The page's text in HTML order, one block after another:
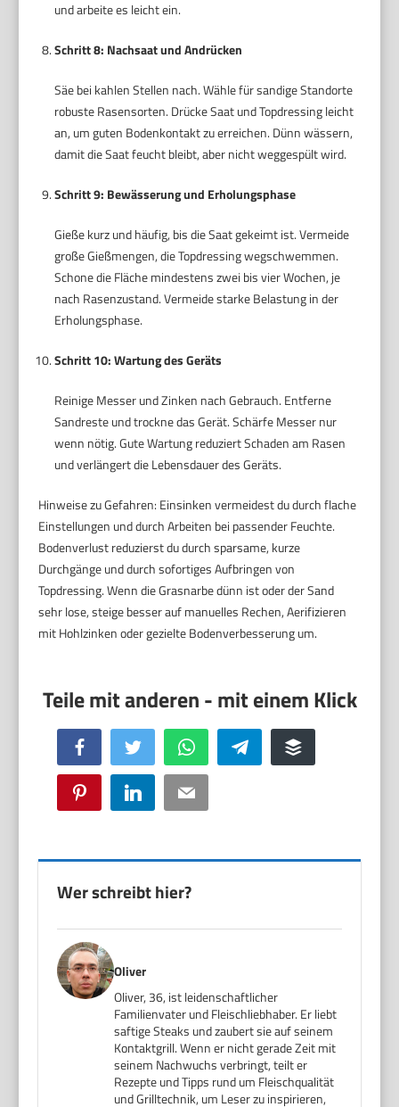
und arbeite es leicht ein.
Schritt 8: Nachsaat und Andrücken
Säe bei kahlen Stellen nach. Wähle für sandige Standorte
robuste Rasensorten. Drücke Saat und Topdressing leicht
an, um guten Bodenkontakt zu erreichen. Dünn wässern,
damit die Saat feucht bleibt, aber nicht weggespült wird.
Schritt 9: Bewässerung und Erholungsphase
Gieße kurz und häufig, bis die Saat gekeimt ist. Vermeide
große Gießmengen, die Topdressing wegschwemmen.
Schone die Fläche mindestens zwei bis vier Wochen, je
nach Rasenzustand. Vermeide starke Belastung in der
Erholungsphase.
Schritt 10: Wartung des Geräts
Reinige Messer und Zinken nach Gebrauch. Entferne
Sandreste und trockne das Gerät. Schärfe Messer nur
wenn nötig. Gute Wartung reduziert Schaden am Rasen
und verlängert die Lebensdauer des Geräts.
Hinweise zu Gefahren: Einsinken vermeidest du durch flache
Einstellungen und durch Arbeiten bei passender Feuchte.
Bodenverlust reduzierst du durch sparsame, kurze
Durchgänge und durch sofortiges Aufbringen von
Topdressing. Wenn die Grasnarbe dünn ist oder der Sand
sehr lose, steige besser auf manuelles Rechen, Aerifizieren
mit Hohlzinken oder gezielte Bodenverbesserung um.
Facebook Twitter WhatsApp Telegram Buffer
Pinterest LinkedIn Email
Wer schreibt hier?
Oliver
Oliver, 36, ist leidenschaftlicher
Familienvater und Fleischliebhaber. Er liebt
saftige Steaks und zaubert sie auf seinem
Kontaktgrill. Wenn er nicht gerade Zeit mit
seinem Nachwuchs verbringt, teilt er
Rezepte und Tipps rund um Fleischqualität
und Grilltechnik, um Leser zu inspirieren,